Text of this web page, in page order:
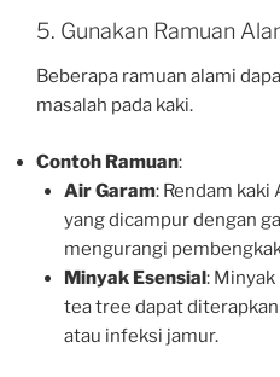
5. Gunakan Ramuan
Beberapa ramuan alami
masalah pada kaki.
Contoh Ramuan:
Air Garam: Rendam kaki
yang dicampur dengan
mengurangi
Minyak Esensial:
tea tree dapat
atau infeksi jamur.